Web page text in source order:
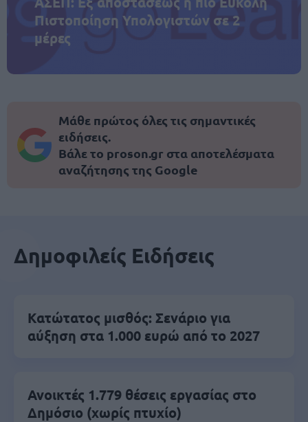
Πιστοποίηση Υπολογιστών σε 2
μέρες
Μάθε πρώτος όλες τις σημαντικές
ειδήσεις.
Βάλε το proson.gr στα αποτελέσματα
αναζήτησης της Google
Δημοφιλείς Ειδήσεις
Κατώτατος μισθός: Σενάριο για
αύξηση στα 1.000 ευρώ από το 2027
Ανοικτές 1.779 θέσεις εργασίας στο
Δημόσιο (χωρίς πτυχίο)